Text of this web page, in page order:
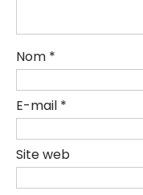
Nom *
E-mail *
Site web